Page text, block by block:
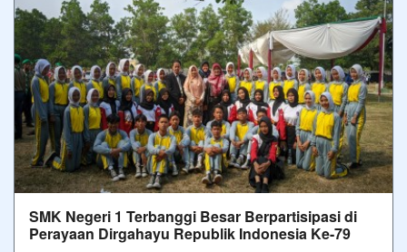
SMK Negeri 1 Terbanggi Besar Berpartisipasi di
Perayaan Dirgahayu Republik Indonesia Ke-79